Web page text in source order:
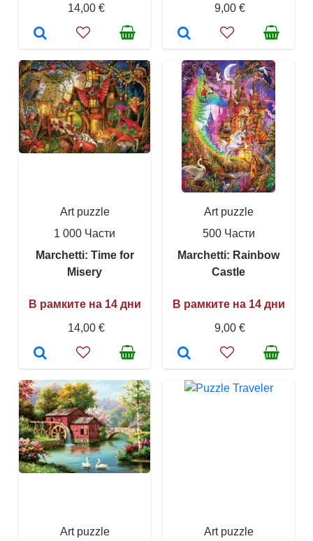
14,00 €
9,00 €
Art puzzle
1 000 Части
Marchetti: Time for
Misery
В рамките на 14 дни
14,00 €
Art puzzle
500 Части
Marchetti: Rainbow
Castle
В рамките на 14 дни
9,00 €
Art puzzle Art puzzle